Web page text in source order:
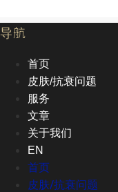
导航
首页
皮肤/抗衰问题
服务
文章
关于我们
EN
首页
皮肤/抗衰问题